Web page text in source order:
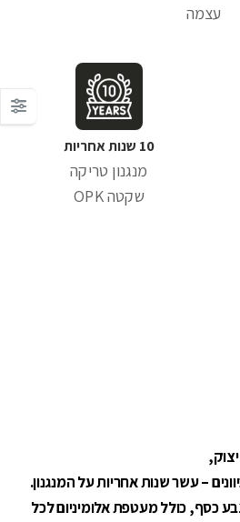
עצמה
10 שנות אחריות
מנגנון טריקה
שקטה OPK
כסף, כולל מעטפת אלומיניום לכל